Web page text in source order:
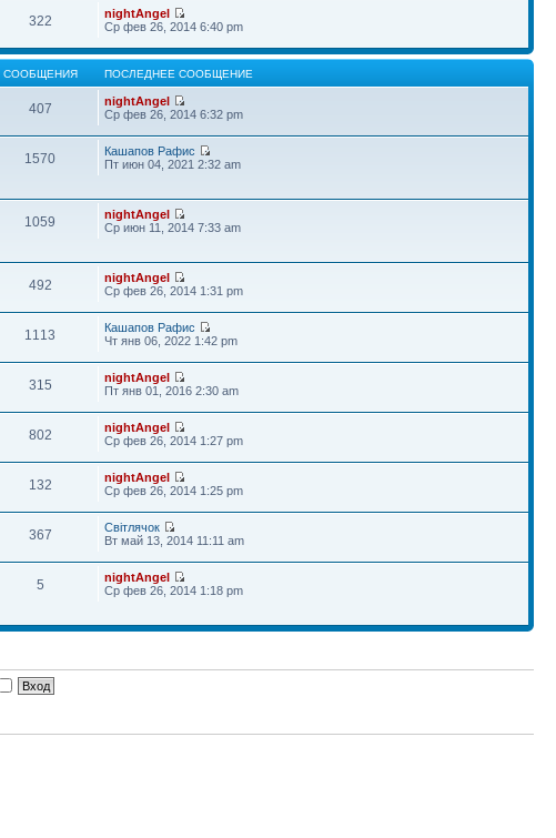
322
nightAngel
Ср фев 26, 2014 6:40 pm
СООБЩЕНИЯ ПОСЛЕДНЕЕ СООБЩЕНИЕ
407
nightAngel
Ср фев 26, 2014 6:32 pm
1570
Кашапов Рафис
Пт июн 04, 2021 2:32 am
1059
nightAngel
Ср июн 11, 2014 7:33 am
492
nightAngel
Ср фев 26, 2014 1:31 pm
1113
Кашапов Рафис
Чт янв 06, 2022 1:42 pm
315
nightAngel
Пт янв 01, 2016 2:30 am
802
nightAngel
Ср фев 26, 2014 1:27 pm
132
nightAngel
Ср фев 26, 2014 1:25 pm
367
Світлячок
Вт май 13, 2014 11:11 am
5
nightAngel
Ср фев 26, 2014 1:18 pm